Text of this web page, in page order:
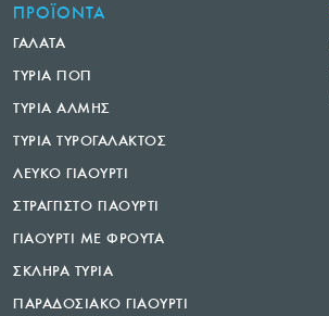
ΠΡΟΪΟΝΤΑ
ΓΑΛΑΤΑ
ΤΥΡΙΑ ΠΟΠ
ΤΥΡΙΑ ΑΛΜΗΣ
ΤΥΡΙΑ ΤΥΡΟΓΑΛΑΚΤΟΣ
ΛΕΥΚΟ ΓΙΑΟΥΡΤΙ
ΣΤΡΑΓΓΙΣΤΟ ΓΙΑΟΥΡΤΙ
ΓΙΑΟΥΡΤΙ ΜΕ ΦΡΟΥΤΑ
ΣΚΛΗΡΑ ΤΥΡΙΑ
ΠΑΡΑΔΟΣΙΑΚΟ ΓΙΑΟΥΡΤΙ